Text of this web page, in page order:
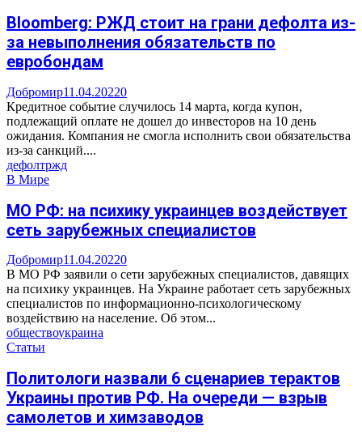
Bloomberg: РЖД стоит на грани дефолта из-
за невыполнения обязательств по
евробондам
Добромир11.04.20220
Кредитное событие случилось 14 марта, когда купон,
подлежащий оплате не дошел до инвесторов на 10 день
ожидания. Компания не смогла исполнить свои обязательства
из-за санкций....
дефолтржд
В Мире
МО РФ: на психику украинцев воздействует
сеть зарубежных специалистов
Добромир11.04.20220
В МО РФ заявили о сети зарубежных специалистов, давящих
на психику украинцев. На Украине работает сеть зарубежных
специалистов по информационно-психологическому
воздействию на население. Об этом...
обществоукраина
Статьи
Политологи назвали 6 сценариев терактов
Украины против РФ. На очереди — взрыв
самолетов и химзаводов